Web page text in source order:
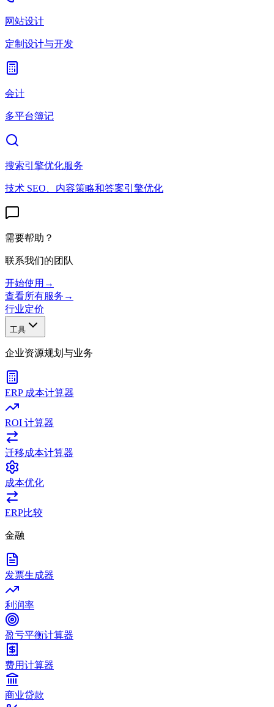
网站设计
定制设计与开发
会计
多平台簿记
搜索引擎优化服务
技术 SEO、内容策略和答案引擎优化
需要帮助？
联系我们的团队
开始使用 →
查看所有服务 →
行业定价
工具
企业资源规划与业务
ERP 成本计算器
ROI 计算器
迁移成本计算器
成本优化
ERP比较
金融
发票生成器
利润率
盈亏平衡计算器
费用计算器
商业贷款